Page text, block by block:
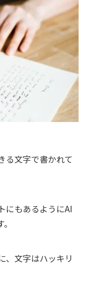
る文字で書かれて
にもあるようにAI
、文字はハッキリ